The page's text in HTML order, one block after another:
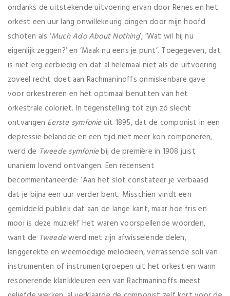
ondanks de uitstekende uitvoering ervan door Renes en het
orkest een uur lang onwillekeurig dingen door mijn hoofd
schoten als ‘Much Ado About Nothing’, ‘Wat wil hij nu
eigenlijk zeggen?’ en ‘Maak nu eens je punt’. Toegegeven, dat
is niet erg eerbiedig en dat al helemaal niet als de uitvoering
zoveel recht doet aan Rachmaninoffs onmiskenbare gave
voor orkestreren en het optimaal benutten van het
orkestrale coloriet. In tegenstelling tot zijn zó slecht
ontvangen Eerste symfonieuit 1895, dat de componist in een
depressie belandde en een tijd niet meer kon componeren,
werd de Tweede symfoniebij de première in 1908 juist
unaniem lovend ontvangen. Een recensent
becommentarieerde: ‘Aan het slot constateer je verbaasd
dat je bijna een uur verder bent. Misschien vindt een
gemiddeld publiek dat aan de lange kant, maar hoe fris en
mooi is deze muziek!’ Het waren voorspellende woorden,
want de Tweedewerd met zijn afwisselende delen,
langgerekte en weemoedige melodieën, verrassende soli van
instrumenten of instrumentgroepen uit het orkest en warm
resonerende klankkleuren een van Rachmaninoffs meest